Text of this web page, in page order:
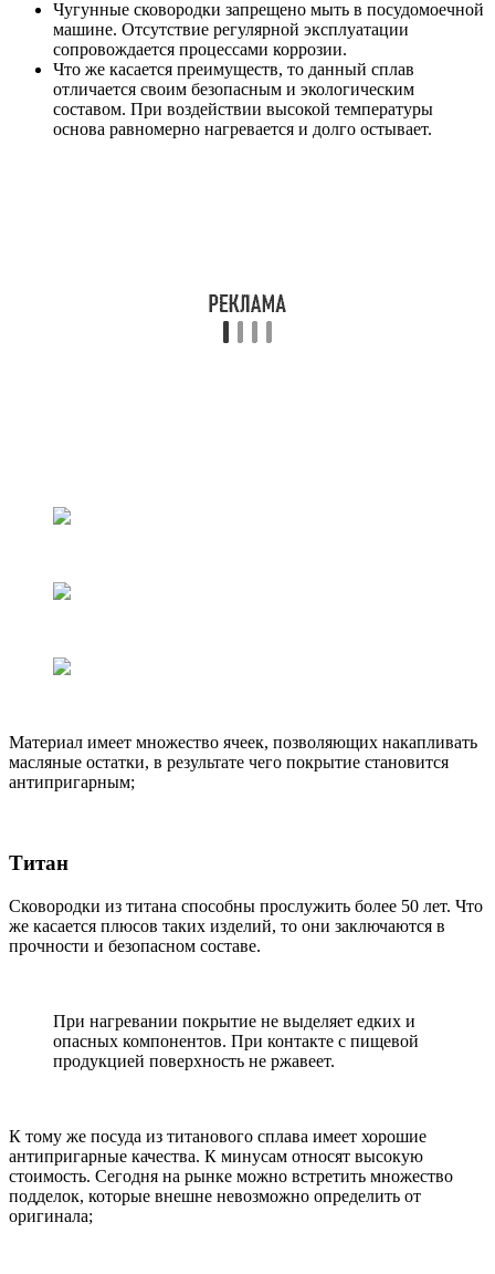
Чугунные сковородки запрещено мыть в посудомоечной
машине. Отсутствие регулярной эксплуатации
сопровождается процессами коррозии.
Что же касается преимуществ, то данный сплав
отличается своим безопасным и экологическим
составом. При воздействии высокой температуры
основа равномерно нагревается и долго остывает.
Материал имеет множество ячеек, позволяющих накапливать
масляные остатки, в результате чего покрытие становится
антипригарным;
Титан
Сковородки из титана способны прослужить более 50 лет. Что
же касается плюсов таких изделий, то они заключаются в
прочности и безопасном составе.
При нагревании покрытие не выделяет едких и
опасных компонентов. При контакте с пищевой
продукцией поверхность не ржавеет.
К тому же посуда из титанового сплава имеет хорошие
антипригарные качества. К минусам относят высокую
стоимость. Сегодня на рынке можно встретить множество
подделок, которые внешне невозможно определить от
оригинала;